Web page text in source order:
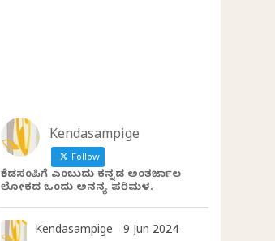
Kendasampige
Follow
ಕೆಂಡಸಂಪಿಗೆ ಎಂಬುದು ಕನ್ನಡ ಅಂತರ್ಜಾಲ
ಲೋಕದ ಒಂದು ಅನನ್ಯ ಪರಿಮಳ.
Kendasampige 9 Jun 2024